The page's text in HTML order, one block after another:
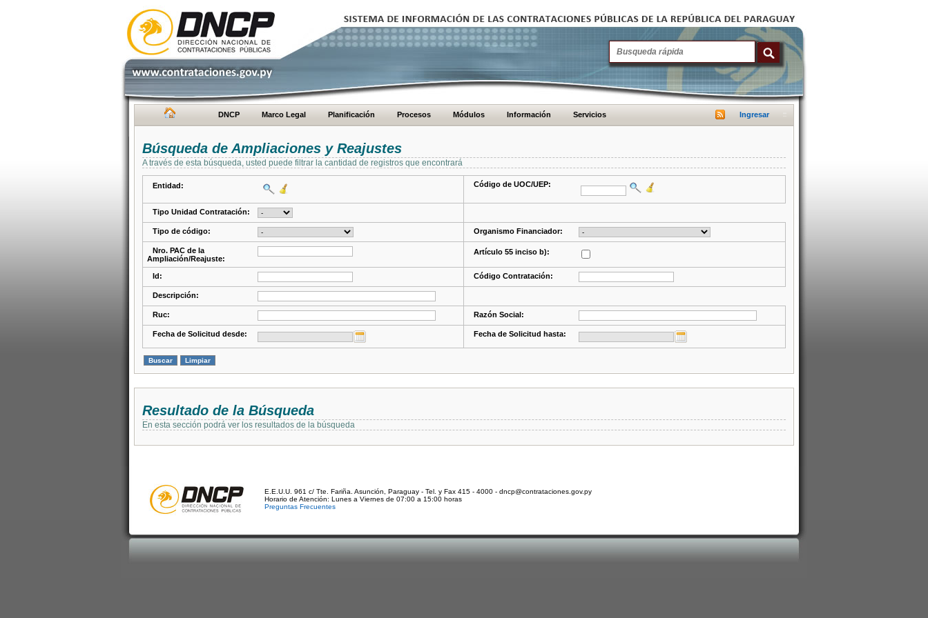
DNCP Marco Legal Planificación Procesos Módulos Información Servicios Ingresar
Búsqueda de Ampliaciones y Reajustes
A través de esta búsqueda, usted puede filtrar la cantidad de registros que encontrará
Entidad: Código de UOC/UEP:
Tipo Unidad Contratación:
Tipo de código: Organismo Financiador:
Nro. PAC de la
Ampliación/Reajuste:
Artículo 55 inciso b):
Id: Código Contratación:
Descripción:
Ruc: Razón Social:
Fecha de Solicitud desde: Fecha de Solicitud hasta:
Resultado de la Búsqueda
En esta sección podrá ver los resultados de la búsqueda
E.E.U.U. 961 c/ Tte. Fariña. Asunción, Paraguay - Tel. y Fax 415 - 4000 - dncp@contrataciones.gov.py
Horario de Atención: Lunes a Viernes de 07:00 a 15:00 horas
Preguntas Frecuentes